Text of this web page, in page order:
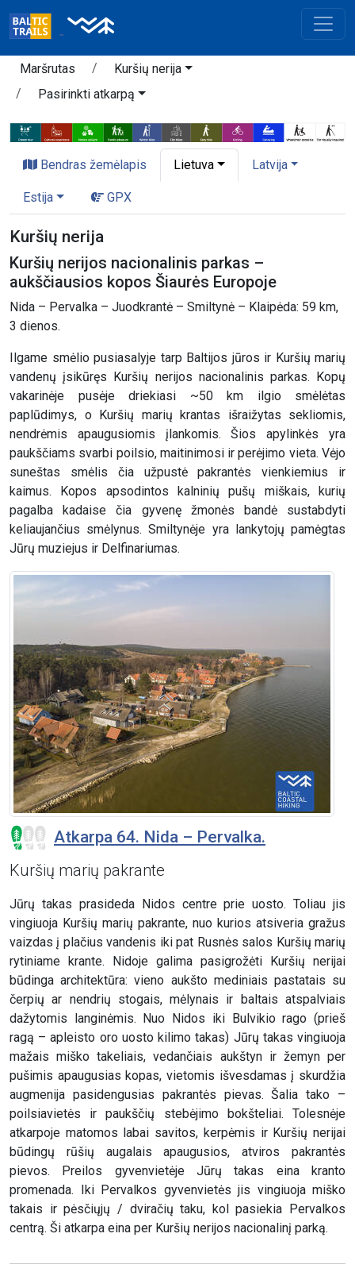
Maršrutas
Kuršių nerija
Pasirinkti atkarpą
Bendras žemėlapis Lietuva Latvija
Estija GPX
Kuršių nerija
Kuršių nerijos nacionalinis parkas –
aukščiausios kopos Šiaurės Europoje
Nida – Pervalka – Juodkrantė – Smiltynė – Klaipėda: 59 km,
3 dienos.
Ilgame smėlio pusiasalyje tarp Baltijos jūros ir Kuršių marių
vandenų įsikūręs Kuršių nerijos nacionalinis parkas. Kopų
vakarinėje pusėje driekiasi ~50 km ilgio smėlėtas
paplūdimys, o Kuršių marių krantas išraižytas sekliomis,
nendrėmis apaugusiomis įlankomis. Šios apylinkės yra
paukščiams svarbi poilsio, maitinimosi ir perėjimo vieta. Vėjo
suneštas smėlis čia užpustė pakrantės vienkiemius ir
kaimus. Kopos apsodintos kalninių pušų miškais, kurių
pagalba kadaise čia gyvenę žmonės bandė sustabdyti
keliaujančius smėlynus. Smiltynėje yra lankytojų pamėgtas
Jūrų muziejus ir Delfinariumas.
Atkarpa 64. Nida – Pervalka.
Kuršių marių pakrante
Jūrų takas prasideda Nidos centre prie uosto. Toliau jis
vingiuoja Kuršių marių pakrante, nuo kurios atsiveria gražus
vaizdas į plačius vandenis iki pat Rusnės salos Kuršių marių
rytiniame krante. Nidoje galima pasigrožėti Kuršių nerijai
būdinga architektūra: vieno aukšto mediniais pastatais su
čerpių ar nendrių stogais, mėlynais ir baltais atspalviais
dažytomis langinėmis. Nuo Nidos iki Bulvikio rago (prieš
ragą – apleisto oro uosto kilimo takas) Jūrų takas vingiuoja
mažais miško takeliais, vedančiais aukštyn ir žemyn per
pušimis apaugusias kopas, vietomis išvesdamas į skurdžia
augmenija pasidengusias pakrantės pievas. Šalia tako –
poilsiavietės ir paukščių stebėjimo bokšteliai. Tolesnėje
atkarpoje matomos labai savitos, kerpėmis ir Kuršių nerijai
būdingų rūšių augalais apaugusios, atviros pakrantės
pievos. Preilos gyvenvietėje Jūrų takas eina kranto
promenada. Iki Pervalkos gyvenvietės jis vingiuoja miško
takais ir pėsčiųjų / dviračių taku, kol pasiekia Pervalkos
centrą. Ši atkarpa eina per Kuršių nerijos nacionalinį parką.